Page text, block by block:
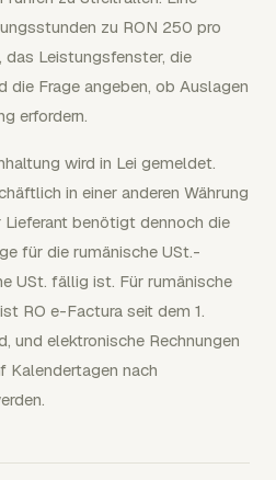
zu RON 250 pro
Leistungsfenster, die
die Frage angeben, ob Auslagen
erfordern.
wird in Lei gemeldet.
in einer anderen Währung
benötigt dennoch die
für die rumänische USt.-
USt. fällig ist. Für rumänische
RO e-Factura seit dem 1.
und elektronische Rechnungen
Kalendertagen nach